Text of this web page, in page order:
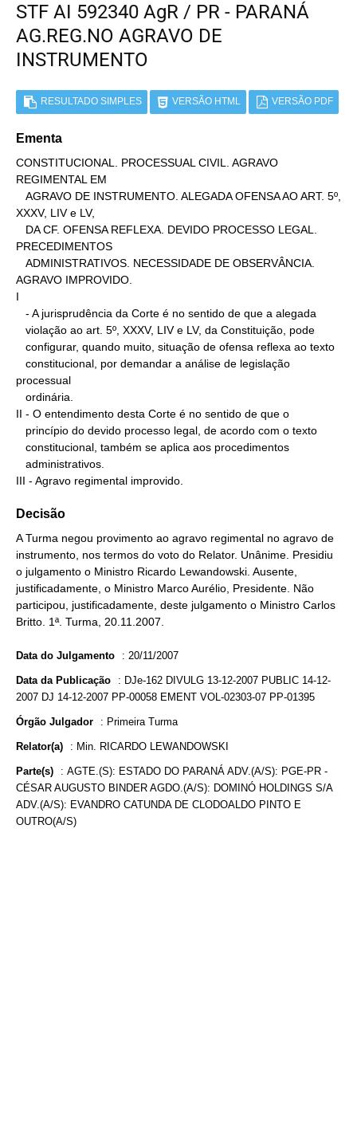
STF AI 592340 AgR / PR - PARANÁ
AG.REG.NO AGRAVO DE
INSTRUMENTO
RESULTADO SIMPLES VERSÃO HTML VERSÃO PDF
Ementa
CONSTITUCIONAL. PROCESSUAL CIVIL. AGRAVO
REGIMENTAL EM
XXXV, LIV e LV,
PRECEDIMENTOS
AGRAVO IMPROVIDO.
I
processual
II - O entendimento desta Corte é no sentido de que o
III - Agravo regimental improvido.
Decisão
A Turma negou provimento ao agravo regimental no agravo de
instrumento, nos termos do voto do Relator. Unânime. Presidiu
o julgamento o Ministro Ricardo Lewandowski. Ausente,
justificadamente, o Ministro Marco Aurélio, Presidente. Não
participou, justificadamente, deste julgamento o Ministro Carlos
Britto. 1ª. Turma, 20.11.2007.
Data do Julgamento : 20/11/2007
Data da Publicação : DJe-162 DIVULG 13-12-2007 PUBLIC 14-12-
2007 DJ 14-12-2007 PP-00058 EMENT VOL-02303-07 PP-01395
Órgão Julgador : Primeira Turma
Relator(a) : Min. RICARDO LEWANDOWSKI
Parte(s) : AGTE.(S): ESTADO DO PARANÁ ADV.(A/S): PGE-PR -
CÉSAR AUGUSTO BINDER AGDO.(A/S): DOMINÓ HOLDINGS S/A
ADV.(A/S): EVANDRO CATUNDA DE CLODOALDO PINTO E
OUTRO(A/S)